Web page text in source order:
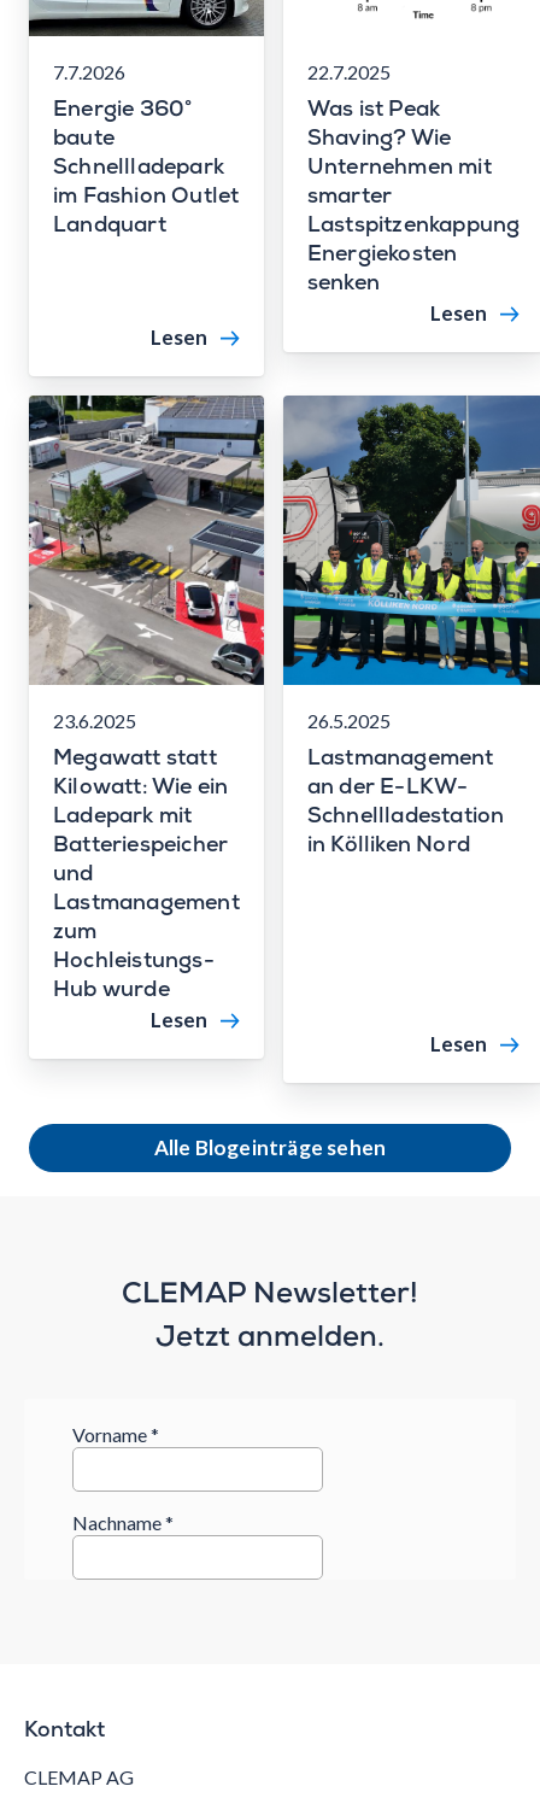
7.7.2026
Energie 360°
baute
Schnellladepark
im Fashion Outlet
Landquart
Lesen
22.7.2025
Was ist Peak
Shaving? Wie
Unternehmen mit
smarter
Lastspitzenkappung
Energiekosten
senken
Lesen
23.6.2025
Megawatt statt
Kilowatt: Wie ein
Ladepark mit
Batteriespeicher
und
Lastmanagement
zum
Hochleistungs-
Hub wurde
Lesen
26.5.2025
Lastmanagement
an der E-LKW-
Schnellladestation
in Kölliken Nord
Lesen
Alle Blogeinträge sehen
CLEMAP Newsletter!
Jetzt anmelden.
Kontakt
CLEMAP AG